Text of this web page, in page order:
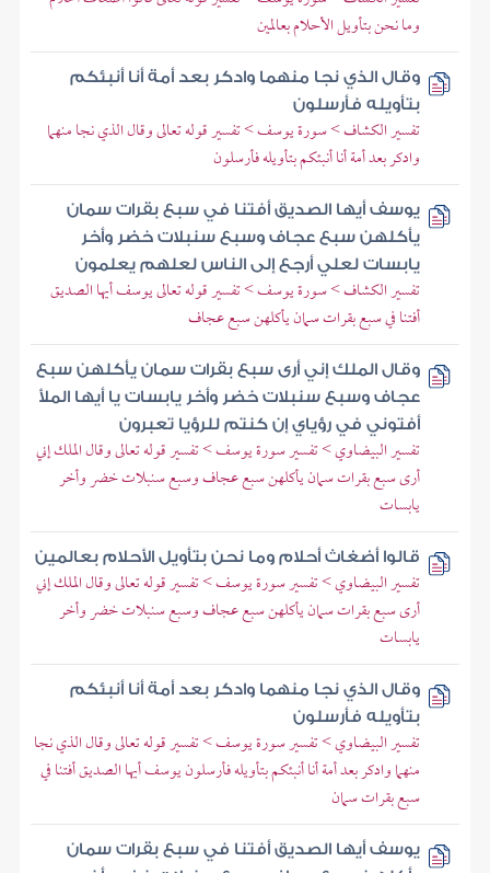
وما نحن بتأويل الأحلام بعالمين
وقال الذي نجا منهما وادكر بعد أمة أنا أنبئكم
بتأويله فأرسلون
تفسير الكشاف > سورة يوسف > تفسير قوله تعالى وقال الذي نجا منهما
وادكر بعد أمة أنا أنبئكم بتأويله فأرسلون
يوسف أيها الصديق أفتنا في سبع بقرات سمان
يأكلهن سبع عجاف وسبع سنبلات خضر وأخر
يابسات لعلي أرجع إلى الناس لعلهم يعلمون
تفسير الكشاف > سورة يوسف > تفسير قوله تعالى يوسف أيها الصديق
أفتنا في سبع بقرات سمان يأكلهن سبع عجاف
وقال الملك إني أرى سبع بقرات سمان يأكلهن سبع
عجاف وسبع سنبلات خضر وأخر يابسات يا أيها الملأ
أفتوني في رؤياي إن كنتم للرؤيا تعبرون
تفسير البيضاوي > تفسير سورة يوسف > تفسير قوله تعالى وقال الملك إني
أرى سبع بقرات سمان يأكلهن سبع عجاف وسبع سنبلات خضر وأخر
يابسات
قالوا أضغاث أحلام وما نحن بتأويل الأحلام بعالمين
تفسير البيضاوي > تفسير سورة يوسف > تفسير قوله تعالى وقال الملك إني
أرى سبع بقرات سمان يأكلهن سبع عجاف وسبع سنبلات خضر وأخر
يابسات
وقال الذي نجا منهما وادكر بعد أمة أنا أنبئكم
بتأويله فأرسلون
تفسير البيضاوي > تفسير سورة يوسف > تفسير قوله تعالى وقال الذي نجا
منهما وادكر بعد أمة أنا أنبئكم بتأويله فأرسلون يوسف أيها الصديق أفتنا في
سبع بقرات سمان
يوسف أيها الصديق أفتنا في سبع بقرات سمان